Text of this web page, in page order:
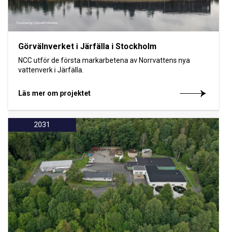
Görvälnverket i Järfälla i Stockholm
NCC utför de första markarbetena av Norrvattens nya
vattenverk i Järfälla.
Läs mer om projektet
2031